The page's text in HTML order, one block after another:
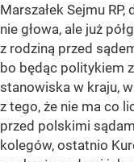
Marszałek Sejmu
nie głowa, ale już
z rodziną przed
bo będąc politykiem
stanowiska w kraju,
z tego, że nie ma co
przed polskimi
kolegów, ostatnio